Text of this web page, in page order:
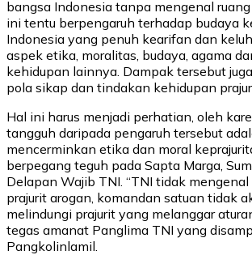
bangsa Indonesia tanpa mengenal
ini tentu berpengaruh terhadap budaya
Indonesia yang penuh kearifan dan
aspek etika, moralitas, budaya, agama
kehidupan lainnya. Dampak tersebut
pola sikap dan tindakan kehidupan
Hal ini harus menjadi perhatian, oleh
tangguh daripada pengaruh tersebut
mencerminkan etika dan moral
berpegang teguh pada Sapta Marga,
Delapan Wajib TNI. “TNI tidak
prajurit arogan, komandan satuan tidak
melindungi prajurit yang melanggar
tegas amanat Panglima TNI yang
Pangkolinlamil.